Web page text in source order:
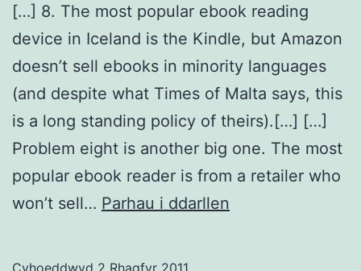
[…] 8. The most popular ebook reading
device in Iceland is the Kindle, but Amazon
doesn’t sell ebooks in minority languages
(and despite what Times of Malta says, this
is a long standing policy of theirs).[…] […]
Problem eight is another big one. The most
popular ebook reader is from a retailer who
won’t sell… Parhau i ddarllen
Cyhoeddwyd 2 Rhagfyr 2011